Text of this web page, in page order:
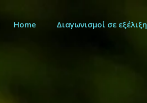
Home Διαγωνισμοί σε εξέλιξη